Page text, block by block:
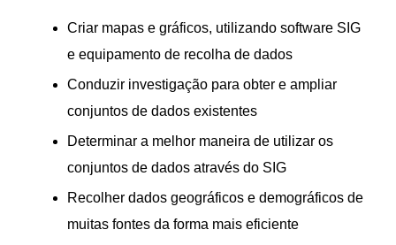
Criar mapas e gráficos, utilizando software SIG
e equipamento de recolha de dados
Conduzir investigação para obter e ampliar
conjuntos de dados existentes
Determinar a melhor maneira de utilizar os
conjuntos de dados através do SIG
Recolher dados geográficos e demográficos de
muitas fontes da forma mais eficiente